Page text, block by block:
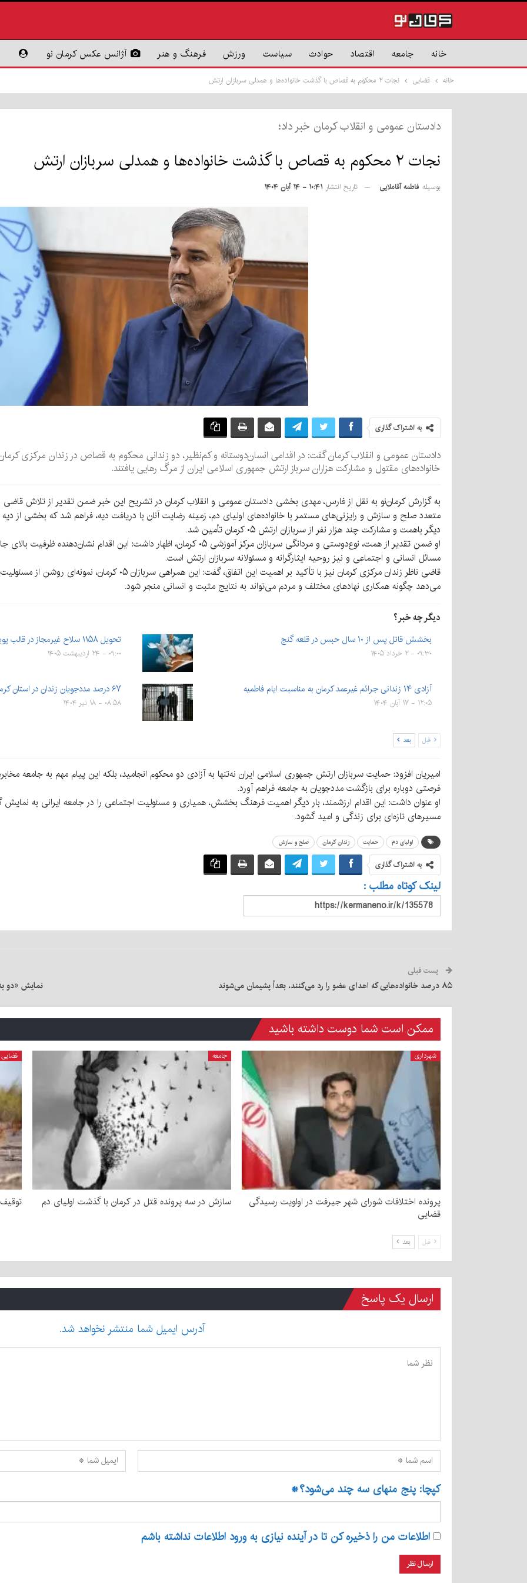
خانه جامعه اقتصاد حوادث سیاست ورزش فرهنگ و هنر آژانس عکس کرمان نو
خانه قضایی نجات ۲ محکوم به قصاص با گذشت خانواده‌ها و همدلی سربازان ارتش
دادستان عمومی و انقلاب کرمان خبر داد؛
نجات ۲ محکوم به قصاص با گذشت خانواده‌ها و همدلی سربازان ارتش
بوسیله فاطمه آقاملایی تاریخ انتشار ۱۰:۴۱ - ۱۴ آبان ۱۴۰۴
به اشتراک گذاری
دادستان عمومی و انقلاب کرمان گفت: در اقدامی انسان‌دوستانه و کم‌نظیر، دو زندانی محکوم به قصاص در زندان مرکزی
خانواده‌های مقتول و مشارکت هزاران سرباز ارتش جمهوری اسلامی ایران از مرگ رهایی یافتند.
به گزارش کرمان‌نو به نقل از فارس، مهدی بخشی دادستان عمومی و انقلاب کرمان در تشریح این خبر ضمن تقدیر از تلاش قاضی
متعدد صلح و سازش و رایزنی‌های مستمر با خانواده‌های اولیای دم، زمینه رضایت آنان با دریافت دیه، فراهم شد که بخشی از
دیگر باهمت و مشارکت چند هزار نفر از سربازان ارتش ۰۵ کرمان تأمین شد.
او ضمن تقدیر از همت، نوع‌دوستی و مردانگی سربازان مرکز آموزشی ۰۵ کرمان، اظهار داشت:
مسائل انسانی و اجتماعی و نیز روحیه ایثارگرانه و مسئولانه سربازان ارتش است.
قاضی ناظر زندان مرکزی کرمان نیز با تأکید بر اهمیت این اتفاق،
می‌دهد چگونه همکاری نهادهای مختلف و مردم می‌تواند به نتایج مثبت و انسانی منجر شود.
دیگر چه خبر؟
بخشش قاتل پس از ۱۰ سال حبس در قلعه‌ گنج
۰۹:۳۰ - ۲ خرداد ۱۴۰۵
تحویل ۱۱۵۸ سلاح غیرمجاز در قالب پویش مردمی
۰۹:۰۰ - ۲۴ اردیبهشت ۱۴۰۵
آزادی ۱۴ زندانی جرائم غیرعمد کرمان به مناسبت ایام فاطمیه
۱۲:۰۵ - ۱۷ آبان ۱۴۰۴
۶۷ درصد مددجویان زندان در استان کرمان زیر دیپلم هستند
۰۸:۵۸ - ۱۸ تیر ۱۴۰۴
قبل بعد
امیریان افزود: حمایت سربازان ارتش جمهوری اسلامی ایران نه‌تنها به آزادی دو محکوم انجامید، بلکه این پیام مهم به جامعه
فرصتی دوباره برای بازگشت مددجویان به جامعه فراهم آورد.
او عنوان داشت: این اقدام ارزشمند، بار دیگر اهمیت فرهنگ بخشش، همیاری و مسئولیت اجتماعی را در جامعه ایرانی به
مسیرهای تازه‌ای برای زندگی و امید گشود.
اولیای دم حمایت زندان کرمان صلح و سازش
به اشتراک گذاری
لینک کوتاه مطلب :
پست قبلی
۸۵ درصد خانواده‌هایی که اهدای عضو را رد می‌کنند، بعداً پشیمان می‌شوند نمایش «دو
ممکن است شما دوست داشته باشید
شهرداری
پرونده اختلافات شورای شهر جیرفت در اولویت رسیدگی
قضایی
جامعه
سازش در سه پرونده قتل در کرمان با گذشت اولیای دم
قضایی
توقیف ۷ تن چوب قاچاق تاغ در
قبل بعد
ارسال یک پاسخ
آدرس ایمیل شما منتشر نخواهد شد.
کپچا: پنج منهای سه چند می‌شود؟*
اطلاعات من را ذخیره کن تا در آینده نیازی به ورود اطلاعات نداشته باشم